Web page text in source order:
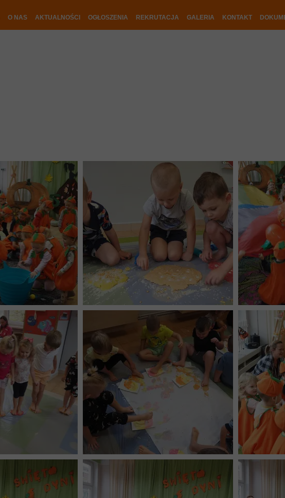
O NAS AKTUALNOŚCI OGŁOSZENIA REKRUTACJA GALERIA KONTAKT